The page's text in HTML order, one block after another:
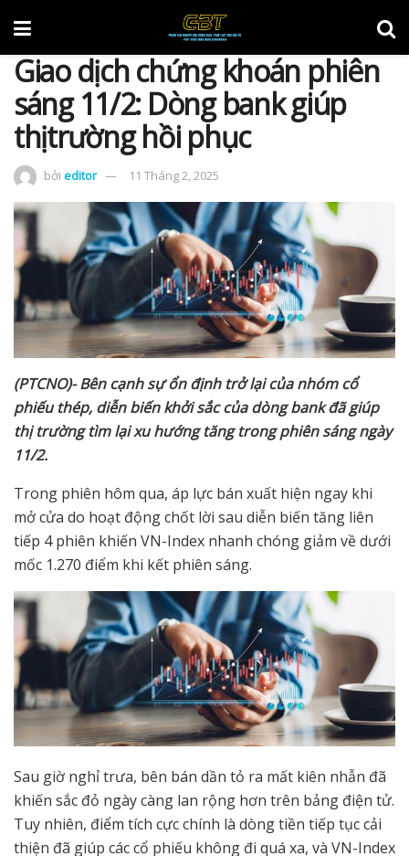
Giao dịch chứng khoán phiên
sáng 11/2: Dòng bank giúp
thịtrường hồi phục
bởi editor 11 Tháng 2, 2025
(PTCNO)- Bên cạnh sự ổn định trởlại của nhóm cổ
phiếu thép, diễn biến khởi sắc của dòng bank đã giúp
thịtrường tìm lại xu hướng tăng trong phiên sáng ngày
11/2.
Trong phiên hôm qua, áp lực bán xuất hiện ngay khi
mở cửa do hoạt động chốt lời sau diễn biến tăng liên
tiếp 4 phiên khiến VN-Index nhanh chóng giảm về dưới
mốc 1.270 điểm khi kết phiên sáng.
Sau giờ nghỉ trưa, bên bán dần tỏ ra mất kiên nhẫn đã
khiến sắc đỏ ngày càng lan rộng hơn trên bảng điện tử.
Tuy nhiên, điểm tích cực chính là dòng tiền tiếp tục cải
thiện đã giúp các cổ phiếu không đi quá xa, và VN-Index